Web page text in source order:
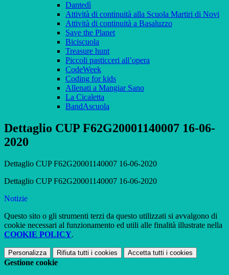
Dantedì
Attività di continuità alla Scuola Martiri di Novi
Attività di continuità a Basaluzzo
Save the Planet
Biciscuola
Treasure hunt
Piccoli pasticceri all’opera
CodeWeek
Coding for kids
Allenati a Mangiar Sano
La Cicaletta
BandAscuola
Dettaglio CUP F62G20001140007 16-06-
2020
Dettaglio CUP F62G20001140007 16-06-2020
Dettaglio CUP F62G20001140007 16-06-2020
Notizie
Questo sito o gli strumenti terzi da questo utilizzati si avvalgono di
cookie necessari al funzionamento ed utili alle finalità illustrate nella
COOKIE POLICY.
Personalizza Rifiuta tutti i cookies Accetta tutti i cookies
Gestione cookie